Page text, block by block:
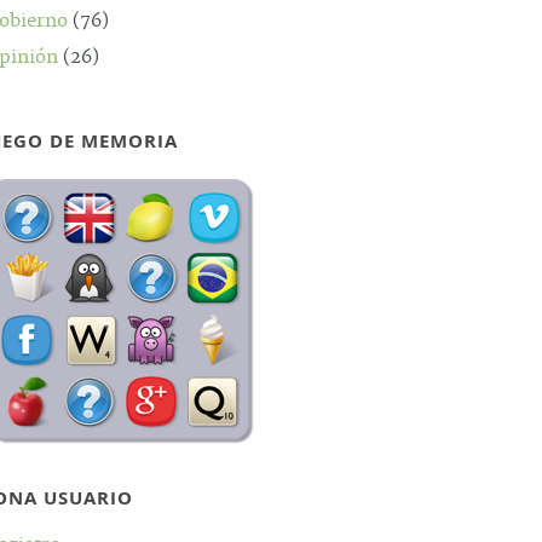
(76)
(26)
DE MEMORIA
USUARIO